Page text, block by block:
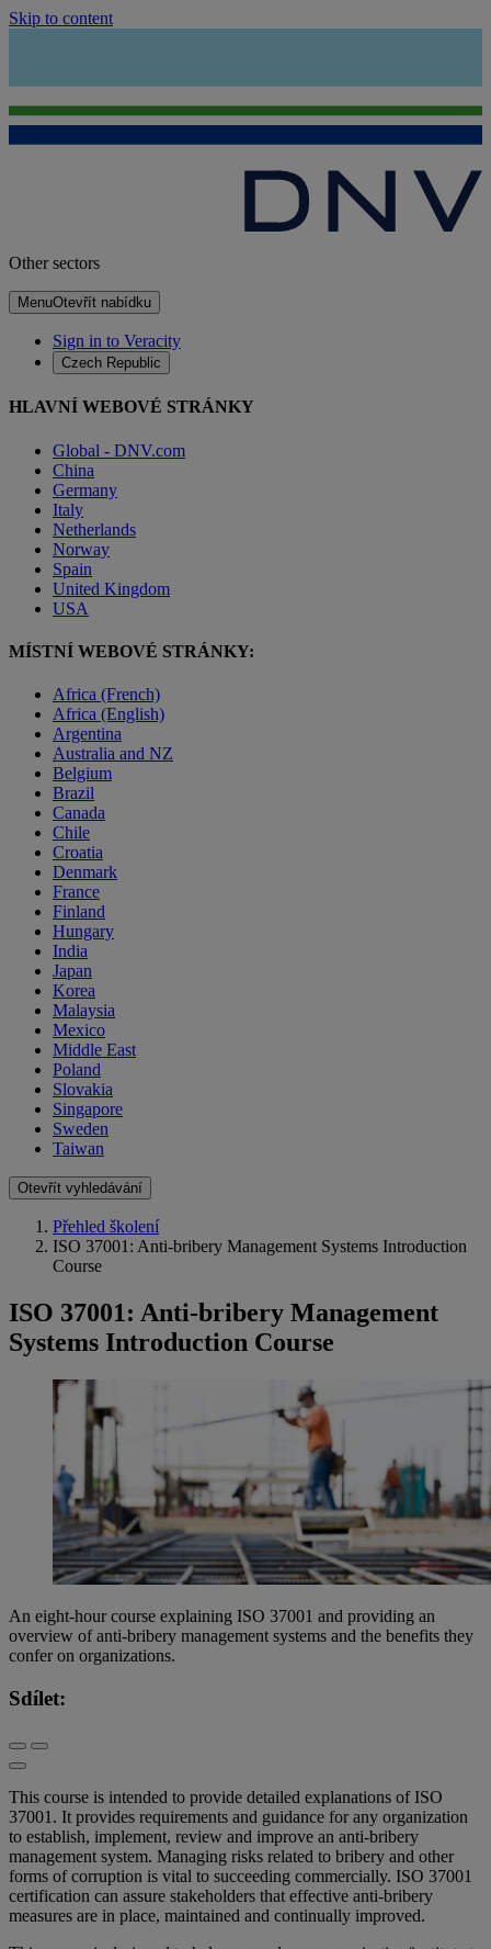
Skip to content
Other sectors
MenuOtevřít nabídku
Sign in to Veracity
Czech Republic
HLAVNÍ WEBOVÉ STRÁNKY
Global - DNV.com
China
Germany
Italy
Netherlands
Norway
Spain
United Kingdom
USA
MÍSTNÍ WEBOVÉ STRÁNKY:
Africa (French)
Africa (English)
Argentina
Australia and NZ
Belgium
Brazil
Canada
Chile
Croatia
Denmark
France
Finland
Hungary
India
Japan
Korea
Malaysia
Mexico
Middle East
Poland
Slovakia
Singapore
Sweden
Taiwan
Otevřít vyhledávání
Přehled školení
ISO 37001: Anti-bribery Management Systems Introduction
Course
ISO 37001: Anti-bribery Management
Systems Introduction Course
An eight-hour course explaining ISO 37001 and providing an
overview of anti-bribery management systems and the benefits they
confer on organizations.
Sdílet:
This course is intended to provide detailed explanations of ISO
37001. It provides requirements and guidance for any organization
to establish, implement, review and improve an anti-bribery
management system. Managing risks related to bribery and other
forms of corruption is vital to succeeding commercially. ISO 37001
certification can assure stakeholders that effective anti-bribery
measures are in place, maintained and continually improved.